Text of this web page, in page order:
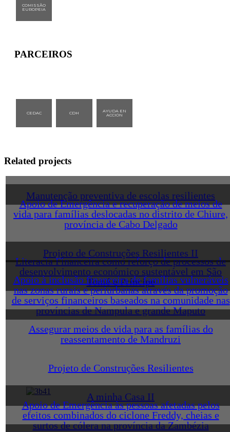
COMISSÃO
EUROPEIA
PARCEIROS
CEDAC CDH
AYUDA EN
ACCIÓN
Related projects
Manutenção preventiva de escolas resilientes
Apoio de Emergência e recuperação de meios de
vida para famílias deslocadas no distrito de Chiure,
província de Cabo Delgado
Projeto de Construções Resilientes II
Literacia Financeira como reforço de processos de
desenvolvimento económico sustentável em São
Tomé e Príncipe
Apoio à inclusão financeira de famílias vulneráveis
nas zonas rurais e periurbanas através da promoção
de serviços financeiros baseados na comunidade nas
províncias de Nampula e grande Maputo
Assegurar meios de vida para as famílias do
reassentamento de Mandruzi
Projeto de Construções Resilientes
A minha Casa II
Apoio de Emergência às pessoas afetadas pelos
efeitos combinados do ciclone Freddy, cheias e
surtos de cólera na província da Zambézia